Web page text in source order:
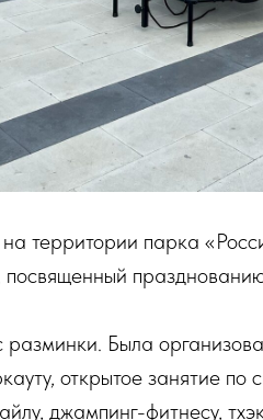
территории парка
разминки. Была
открытое занятие по
джампинг-фитнесу,